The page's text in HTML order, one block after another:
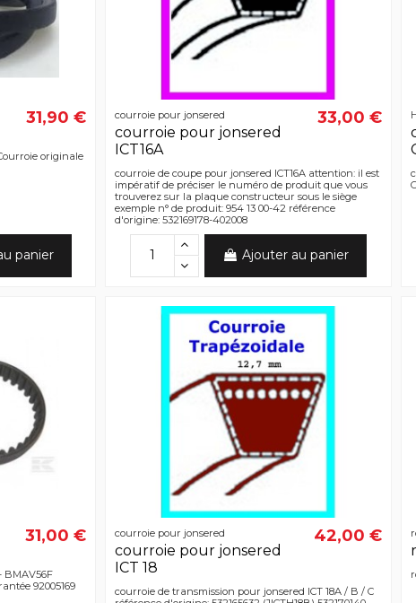
31,90 €
originale
panier
courroie pour jonsered
courroie pour jonsered
ICT16A
33,00 €
courroie de coupe pour jonsered ICT16A attention: il est
impératif de préciser le numéro de produit que vous
trouverez sur la plaque constructeur sous le siège
exemple n° de produit: 954 13 00-42 référence
d'origine: 532169178-402008
Ajouter au panier
31,00 €
BMAV56F
92005169
courroie pour jonsered
courroie pour jonsered
ICT 18
42,00 €
courroie de transmission pour jonsered ICT 18A / B / C